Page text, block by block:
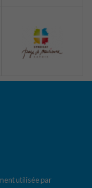
utilisée par